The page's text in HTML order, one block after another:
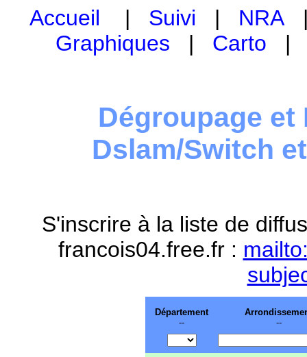
Accueil | Suivi | NRA
Graphiques | Carto
Dégroupage et
Dslam/Switch
S'inscrire à la liste de
francois04.free.fr :
Département
--
--